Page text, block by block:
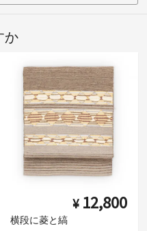
か
¥ 12,800
横段に菱と縞